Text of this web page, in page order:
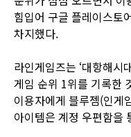
힘입어 구글 플레이스토
차지했다.
라인게임즈는 ‘대항해시
게임 순위 1위를 기록한
이용자에게 블루젬(인게
아이템은 계정 우편함을